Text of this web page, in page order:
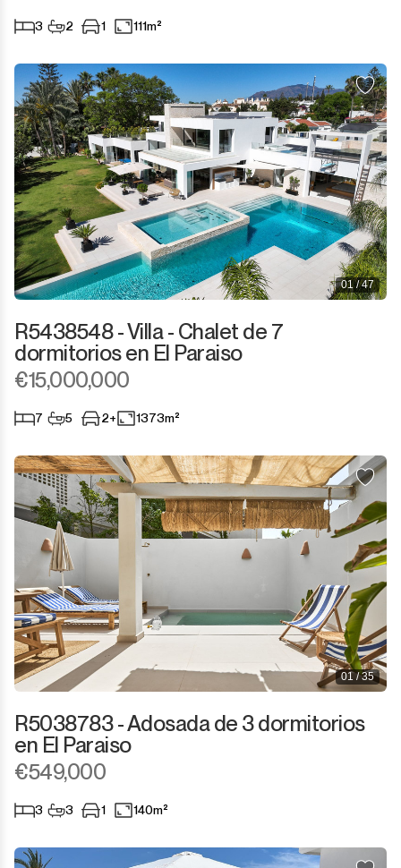
Torreguadiaro
Valle Romano
Castellar de la Frontera
Jimena de la Frontera
Tarifa
3 2 1 111m²
01 / 47
R5438548 - Villa - Chalet de 7
dormitorios en El Paraiso
€15,000,000
7 5 2+ 1373m²
01 / 35
R5038783 - Adosada de 3 dormitorios
en El Paraiso
€549,000
3 3 1 140m²